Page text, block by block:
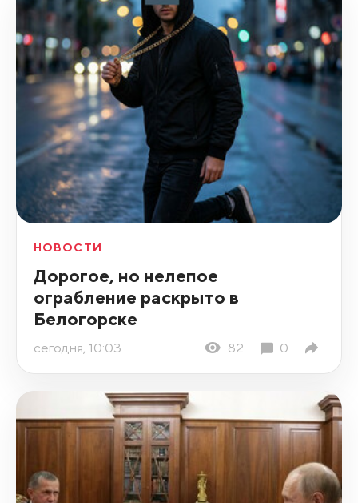
НОВОСТИ
Дорогое, но нелепое
ограбление раскрыто в
Белогорске
сегодня, 10:03 82 0